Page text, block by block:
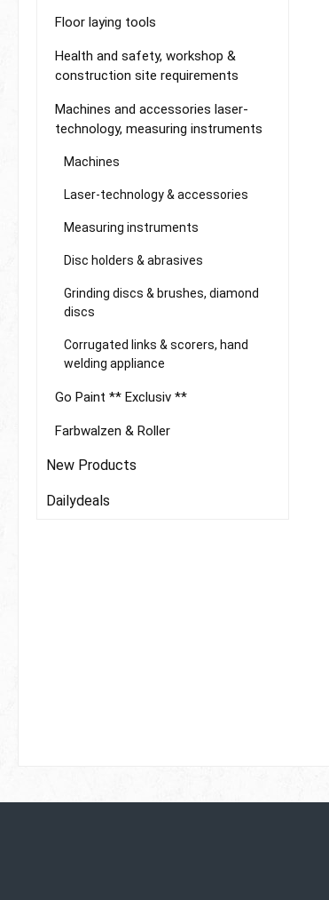
Floor laying tools
Health and safety, workshop &
construction site requirements
Machines and accessories laser-
technology, measuring instruments
Machines
Laser-technology & accessories
Measuring instruments
Disc holders & abrasives
Grinding discs & brushes, diamond
discs
Corrugated links & scorers, hand
welding appliance
Go Paint ** Exclusiv **
Farbwalzen & Roller
New Products
Dailydeals